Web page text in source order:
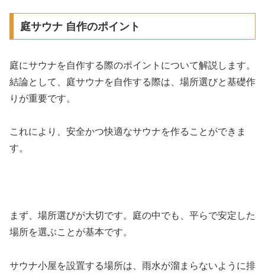
庭サウナ 自作のポイント
庭にサウナを自作する際のポイントについて解説します。
結論として、庭サウナを自作する際は、場所選びと基礎作
りが重要です。
これにより、安全かつ快適なサウナを作ることができま
す。
まず、場所選びが大切です。庭の中でも、平らで安定した
場所を選ぶことが基本です。
サウナ小屋を設置する場所は、雨水が溜まらないように排